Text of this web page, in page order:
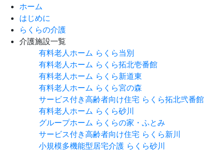
ホーム
はじめに
らくらの介護
介護施設一覧
有料老人ホーム らくら当別
有料老人ホーム らくら拓北壱番館
有料老人ホーム らくら新道東
有料老人ホーム らくら宮の森
サービス付き高齢者向け住宅 らくら拓北弐番館
有料老人ホーム らくら砂川
グループホーム らくらの家・ふとみ
サービス付き高齢者向け住宅 らくら新川
小規模多機能型居宅介護 らくら砂川